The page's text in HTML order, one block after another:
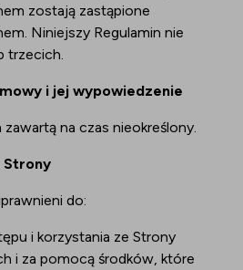
zostają zastąpione
Niniejszy Regulamin nie
trzecich.
i jej wypowiedzenie
na czas nieokreślony.
Strony
do:
i korzystania ze Strony
i za pomocą środków, które